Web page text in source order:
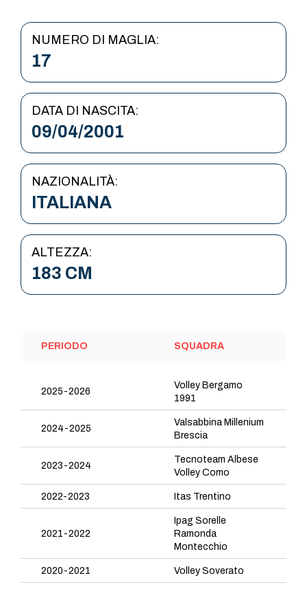
NUMERO DI MAGLIA:
17
DATA DI NASCITA:
09/04/2001
NAZIONALITÀ:
ITALIANA
ALTEZZA:
183 CM
PERIODO SQUADRA
2025-2026
Volley Bergamo
1991
2024-2025
Valsabbina Millenium
Brescia
2023-2024
Tecnoteam Albese
Volley Como
2022-2023 Itas Trentino
2021-2022
Ipag Sorelle
Ramonda
Montecchio
2020-2021 Volley Soverato